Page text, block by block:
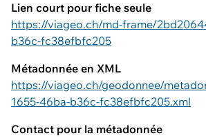
Lien court pour fiche seule
https://viageo.ch/md-frame/
b36c-fc38efbfc205
Métadonnée en XML
https://viageo.ch/geodonnee/
1655-46ba-b36c-fc38efbfc205.xml
Contact pour la métadonnée